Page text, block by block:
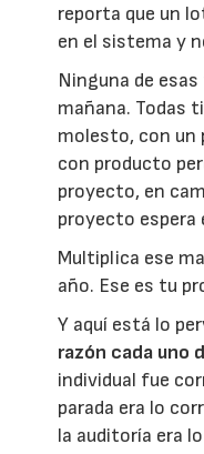
reporta que un
en el sistema y
Ninguna de
mañana. Todas
molesto, con un
con producto
proyecto, en
proyecto espera
Multiplica ese
año. Ese es tu
Y aquí está lo
razón cada uno
individual fue
parada era lo
la auditoría era